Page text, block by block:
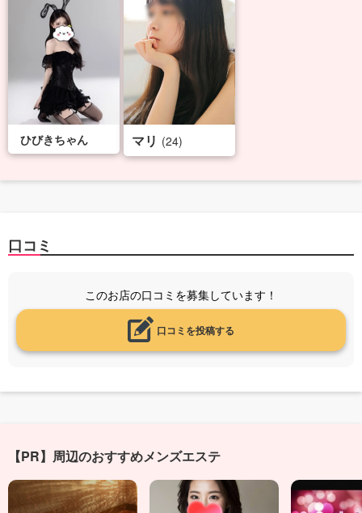
ひびきちゃん マリ (24)
口コミ
このお店の口コミを募集しています！
口コミを投稿する
【PR】周辺のおすすめメンズエステ